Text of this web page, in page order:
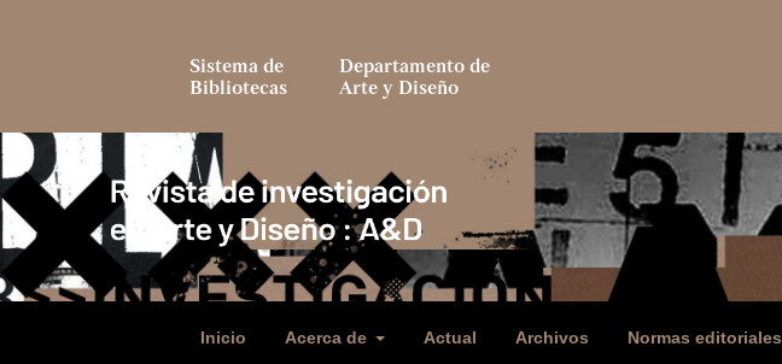
Sistema de
Bibliotecas
Departamento de
Arte y Diseño
Inicio Acerca de Actual Archivos Normas editoriales